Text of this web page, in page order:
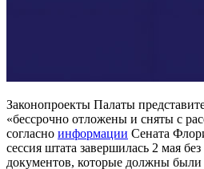
Законопроекты Палаты
«бессрочно отложены и сняты с
согласно информации Сената
сессия штата завершилась 2 мая
документов, которые должны были